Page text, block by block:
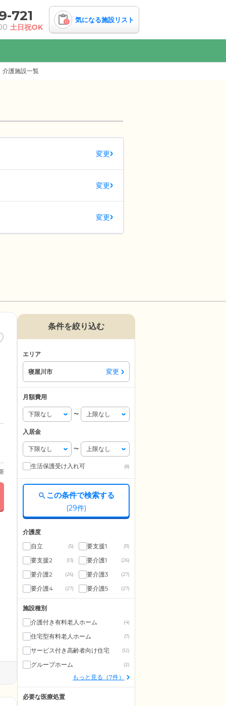
721
土日祝OK
0 気になる施設リスト
介護施設一覧
変更
変更
変更
条件を絞り込む
エリア
寝屋川市 変更
月額費用
〜
入居金
〜
生活保護受け入れ可 (8)
この条件で検索する
(29件)
介護度
自立
(5) 要支援1 (11)
要支援2 (13) 要介護1 (26)
要介護2 (26) 要介護3 (27)
要介護4 (27) 要介護5 (27)
施設種別
介護付き有料老人ホーム
(4)
住宅型有料老人ホーム (7)
サービス付き高齢者向け住宅 (12)
グループホーム (2)
もっと見る（7件）
必要な医療処置